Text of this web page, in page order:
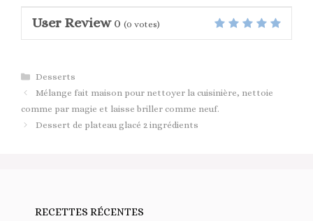
User Review 0 (0 votes)
Catégories
Desserts
Mélange fait maison pour nettoyer la cuisinière, nettoie
comme par magie et laisse briller comme neuf.
Dessert de plateau glacé 2 ingrédients
RECETTES RÉCENTES